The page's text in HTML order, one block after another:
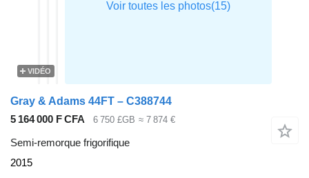
VIDÉO
Gray & Adams 44FT – C388744
5 164 000 F CFA
6 750 £GB ≈ 7 874 €
Semi-remorque frigorifique
2015